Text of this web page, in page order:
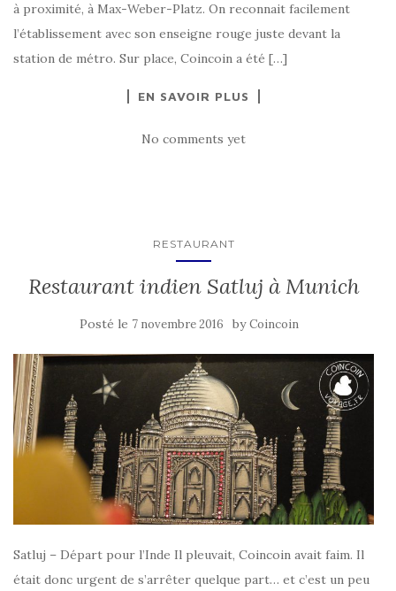
à proximité, à Max-Weber-Platz. On reconnait facilement
l’établissement avec son enseigne rouge juste devant la
station de métro. Sur place, Coincoin a été […]
EN SAVOIR PLUS
No comments yet
RESTAURANT
Restaurant indien Satluj à Munich
Posté le 7 novembre 2016 byCoincoin
Satluj – Départ pour l’Inde Il pleuvait, Coincoin avait faim. Il
était donc urgent de s’arrêter quelque part… et c’est un peu